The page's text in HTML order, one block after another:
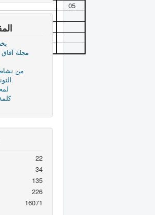
05
مجلة آفاق
من
22
34
135
226
16071